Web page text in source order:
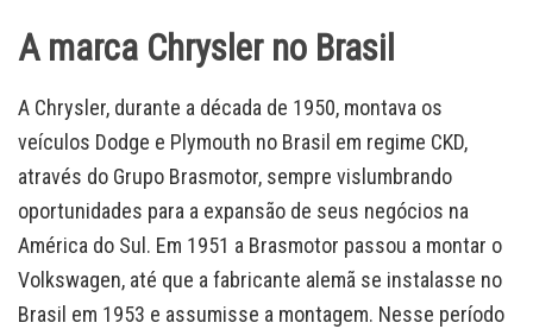
A marca Chrysler no Brasil
A Chrysler, durante a década de 1950, montava os
veículos Dodge e Plymouth no Brasil em regime CKD,
através do Grupo Brasmotor, sempre vislumbrando
oportunidades para a expansão de seus negócios na
América do Sul. Em 1951 a Brasmotor passou a montar o
Volkswagen, até que a fabricante alemã se instalasse no
Brasil em 1953 e assumisse a montagem. Nesse período